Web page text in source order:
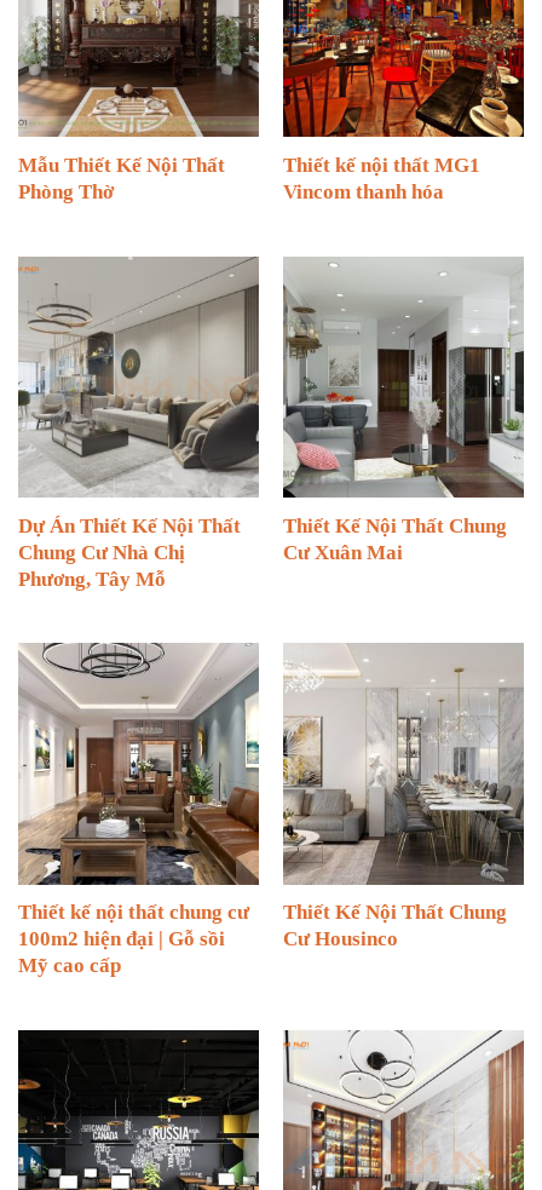
Mẫu Thiết Kế Nội Thất
Phòng Thờ
Thiết kế nội thất MG1
Vincom thanh hóa
Dự Án Thiết Kế Nội Thất
Chung Cư Nhà Chị
Phương, Tây Mỗ
Thiết Kế Nội Thất Chung
Cư Xuân Mai
Thiết kế nội thất chung cư
100m2 hiện đại | Gỗ sồi
Mỹ cao cấp
Thiết Kế Nội Thất Chung
Cư Housinco